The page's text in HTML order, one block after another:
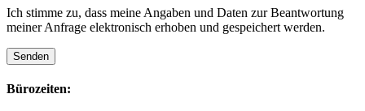
Ich stimme zu, dass meine Angaben und Daten zur Beantwortung
meiner Anfrage elektronisch erhoben und gespeichert werden.
Bürozeiten: